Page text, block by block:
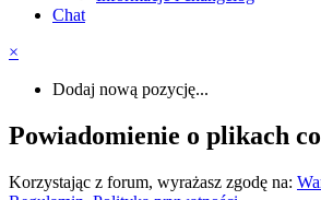
Chat
×
Dodaj nową pozycję...
Powiadomienie o plikach
Korzystając z forum, wyrażasz zgodę na: